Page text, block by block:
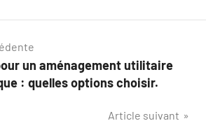
un aménagement utilitaire
: quelles options choisir.
Article suivant